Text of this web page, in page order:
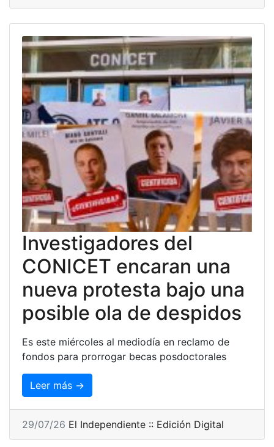
Investigadores del
CONICET encaran una
nueva protesta bajo una
posible ola de despidos
Es este miércoles al mediodía en reclamo de
fondos para prorrogar becas posdoctorales
Leer más →
29/07/26 El Independiente :: Edición Digital